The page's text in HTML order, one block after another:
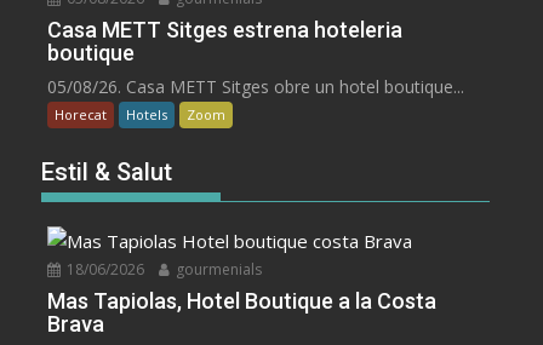
Casa METT Sitges estrena hoteleria
boutique
05/08/26. Casa METT Sitges obre un hotel boutique...
Horecat Hotels Zoom
Estil & Salut
18/06/2026 gourmenials
Mas Tapiolas, Hotel Boutique a la Costa
Brava